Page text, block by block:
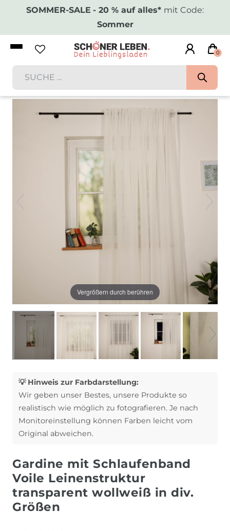
SOMMER-SALE - 20 % auf alles* mit Code:
Sommer
0
Vergrößern durch berühren
💡 Hinweis zur Farbdarstellung:
Wir geben unser Bestes, unsere Produkte so
realistisch wie möglich zu fotografieren. Je nach
Monitoreinstellung können Farben leicht vom
Original abweichen.
Gardine mit Schlaufenband
Voile Leinenstruktur
transparent wollweiß in div.
Größen